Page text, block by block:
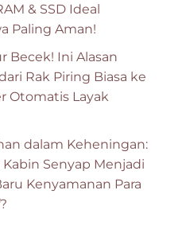
& SSD Ideal
Paling Aman!
Becek! Ini Alasan
Rak Piring Biasa ke
Otomatis Layak
dalam Keheningan:
Senyap Menjadi
Kenyamanan Para